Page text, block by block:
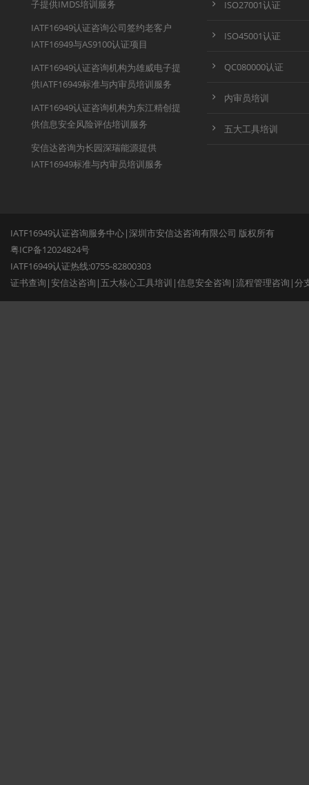
子提供IMDS培训服务
IATF16949认证咨询公司签约老客户
IATF16949与AS9100认证项目
IATF16949认证咨询机构为雄威电子提
供IATF16949标准与内审员培训服务
IATF16949认证咨询机构为东江精创提
供信息安全风险评估培训服务
安信达咨询为长园深瑞能源提供
IATF16949标准与内审员培训服务
ISO27001认证
ISO45001认证
QC080000认证
内审员培训
五大工具培训
IATF16949认证咨询服务中心|深圳市安信达咨询有限公司 版权所有
粤ICP备12024824号
IATF16949认证热线:0755-82800303
证书查询 |安信达咨询 | 五大核心工具培训 |信息安全咨询 |流程管理咨询 |分